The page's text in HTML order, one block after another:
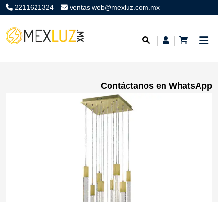
2211621324 ventas.web@mexluz.com.mx
Contáctanos en WhatsApp